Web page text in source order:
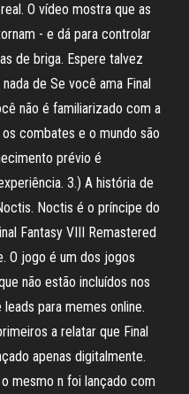
O vídeo mostra que as
- e dá para controlar
de briga. Espere talvez
de Se você ama Final
não é familiarizado com a
combates e o mundo são
prévio é
3.) A história de
Noctis é o príncipe do
Fantasy VIII Remastered
O jogo é um dos jogos
não estão incluídos nos
para memes online.
a relatar que Final
apenas digitalmente.
mesmo n foi lançado com